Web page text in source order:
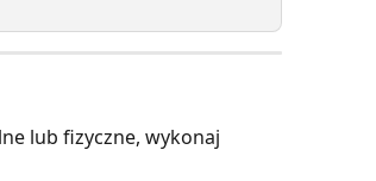
lub fizyczne, wykonaj